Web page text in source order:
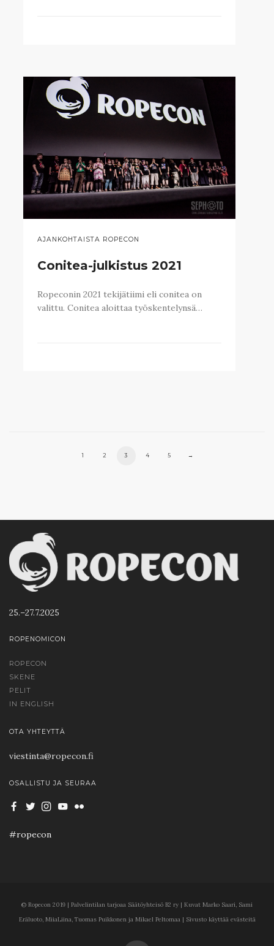
AJANKOHTAISTA ROPECON
Conitea-julkistus 2021
Ropeconin 2021 tekijätiimi eli conitea on
valittu. Conitea aloittaa työskentelynsä…
1 2 3 4 5 →
25.–27.7.2025
ROPENOMICON
ROPECON
SKENE
PELIT
IN ENGLISH
OTA YHTEYTTÄ
viestinta@ropecon.fi
OSALLISTU JA SEURAA
#ropecon
© Ropecon 2019 | Palvelintilan tarjoaa Säätöyhteisö B2 ry | Kuvat Marko Saari, Sami
Eräluoto, MiiaLiina, Tuomas Puikkonen ja Mikael Peltomaa | Sivusto käyttää evästeitä